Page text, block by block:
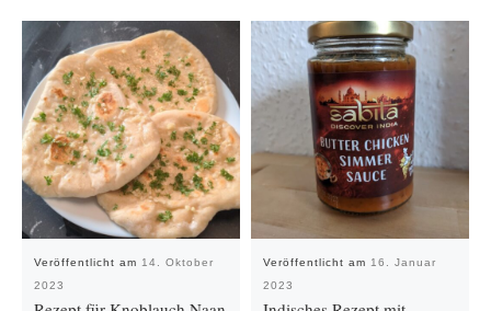
Veröffentlicht am 14. Oktober
2023
Veröffentlicht am 16. Januar
2023